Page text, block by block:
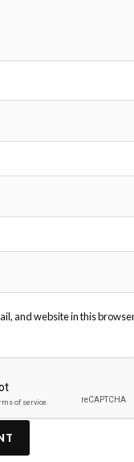
and website in this